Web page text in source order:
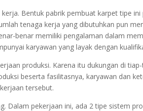
Bentuk pabrik pembuat karpet tipe
tenaga kerja yang dibutuhkan pun
benar memiliki pengalaman dalam
karyawan yang layak dengan
produksi. Karena itu dukungan di
beserta fasilitasnya, karyawan dan
tersebut.
Dalam pekerjaan ini, ada 2 tipe sistem